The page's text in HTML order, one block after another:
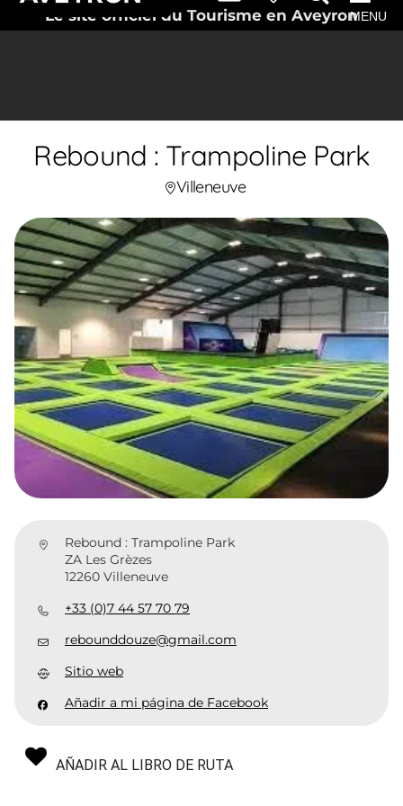
Le site officiel du Tourisme en AveyronMENU
Rebound : Trampoline Park
Villeneuve
Rebound : Trampoline Park
ZA Les Grèzes
12260 Villeneuve
+33 (0)7 44 57 70 79
rebounddouze@gmail.com
Sitio web
Añadir a mi página de Facebook
AÑADIR AL LIBRO DE RUTA